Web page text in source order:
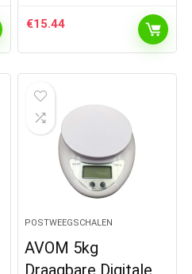
€15.44
POSTWEEGSCHALEN
AVOM 5kg
Draagbare Digitale